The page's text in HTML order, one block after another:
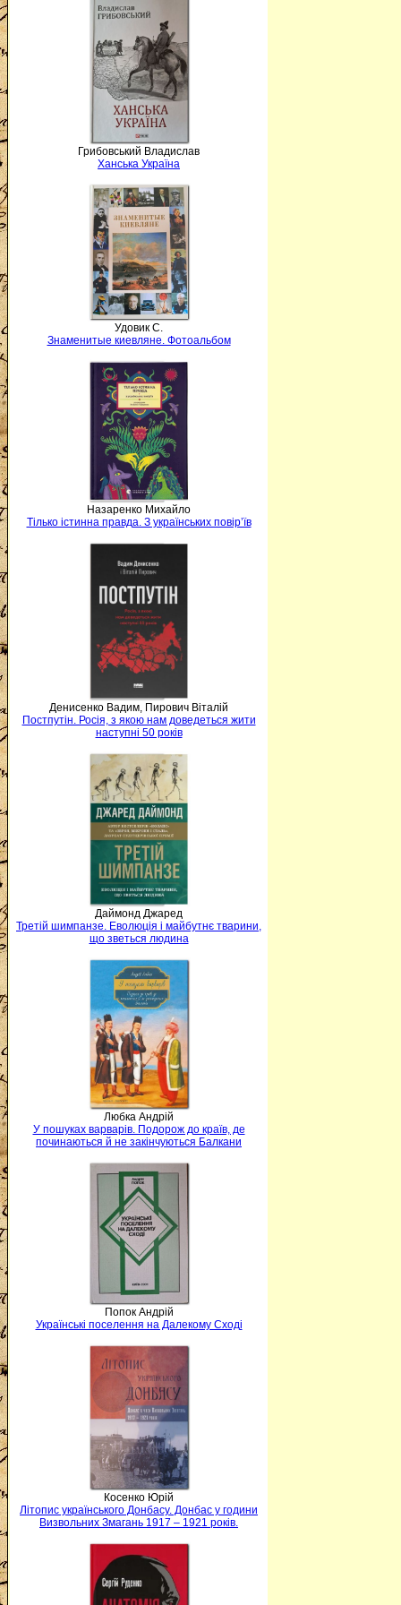
Грибовський Владислав
Ханська Україна
Удовик С.
Знаменитые киевляне. Фотоальбом
Назаренко Михайло
Тілько істинна правда. З українських повір’їв
Денисенко Вадим, Пирович Віталій
Постпутін. Росія, з якою нам доведеться жити
наступні 50 років
Даймонд Джаред
Третій шимпанзе. Еволюція і майбутнє тварини,
що зветься людина
Любка Андрій
У пошуках варварів. Подорож до країв, де
починаються й не закінчуються Балкани
Попок Андрій
Українські поселення на Далекому Сході
Косенко Юрій
Літопис українського Донбасу. Донбас у години
Визвольних Змагань 1917 – 1921 років.